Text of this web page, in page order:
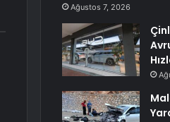
Ağustos 7, 2026